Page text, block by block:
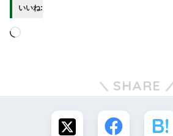
いいね:
SHARE